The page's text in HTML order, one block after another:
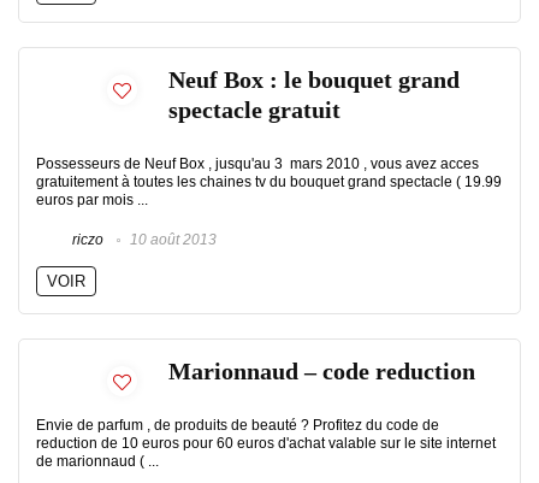
Neuf Box : le bouquet grand
spectacle gratuit
Possesseurs de Neuf Box , jusqu'au 3 mars 2010 , vous avez acces
gratuitement à toutes les chaines tv du bouquet grand spectacle ( 19.99
euros par mois ...
riczo 10 août 2013
VOIR
Marionnaud – code reduction
Envie de parfum , de produits de beauté ? Profitez du code de
reduction de 10 euros pour 60 euros d'achat valable sur le site internet
de marionnaud ( ...